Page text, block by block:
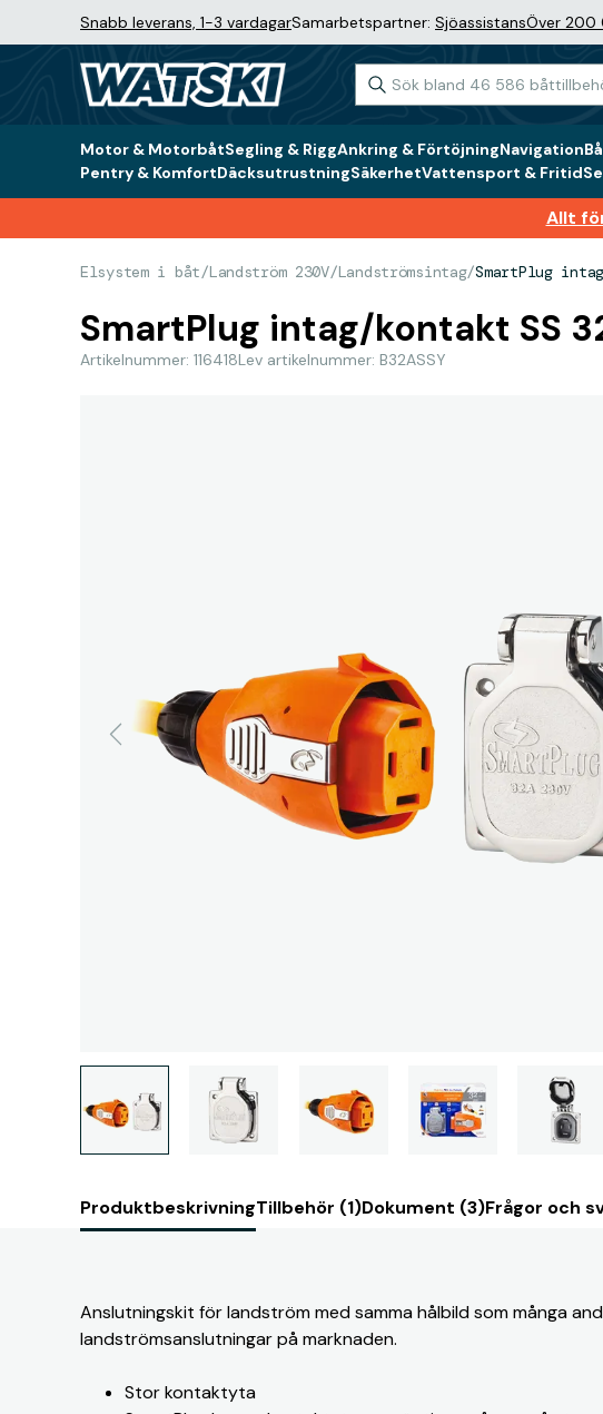
Snabb leverans, 1-3 vardagarSamarbetspartner: SjöassistansÖver 200
Motor & MotorbåtSegling & RiggAnkring & FörtöjningNavigation
Pentry & KomfortDäcksutrustningSäkerhetVattensport & Fritid
Allt
Elsystem i båt/Landström 230V/Landströmsintag/SmartPlug
SmartPlug intag/kontakt SS
Artikelnummer: 116418Lev artikelnummer: B32ASSY
ProduktbeskrivningTillbehör (1)Dokument (3)Frågor och
Anslutningskit för landström med samma hålbild som många
landströmsanslutningar på marknaden.
Stor kontaktyta